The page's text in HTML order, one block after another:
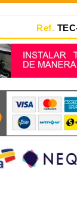
Ref.